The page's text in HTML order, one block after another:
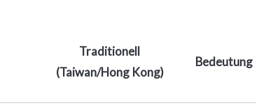
Traditionell
(Taiwan/Hong Kong)
Bedeutung